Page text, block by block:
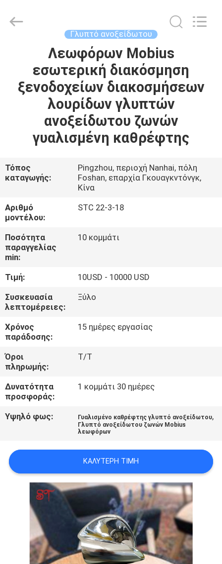
ΠΡΟΪΌΝΤΑ
ΒΊΝΤΕΟ
ΣΧΕΤΙΚΆ
ΜΕ
ΕΜΆΣ
ΕΠΙΣΚΕΨΉ
ΕΡΓΟΣΤΑΣΊΟΥ
ΈΛΕΓΧΟΣ
ΠΟΙΌΤΗΤΑΣ
ΕΠΙΚΟΙΝΩΝΉΣΤΕ
ΜΑΖΊ
ΜΑΣ
ΕΙΔΉΣΕΙΣ
ΥΠΟΘΈΣΕΙΣ
ΜΙΑ
ΠΡΟΣΦΟΡΆ
SITEMAP
PRIVACY
POLICY
Γλυπτό ανοξείδωτου
Λεωφόρων Mobius
εσωτερική διακόσμηση
ξενοδοχείων διακοσμήσεων
λουρίδων γλυπτών
ανοξείδωτου ζωνών
γυαλισμένη καθρέφτης
Τόπος
καταγωγής:
Pingzhou, περιοχή Nanhai, πόλη
Foshan, επαρχία Γκουαγκντόνγκ,
Κίνα
Αριθμό
μοντέλου:
STC 22-3-18
Ποσότητα
παραγγελίας
min:
10 κομμάτι
Τιμή:
10USD - 10000 USD
Συσκευασία
λεπτομέρειες:
Ξύλο
Χρόνος
παράδοσης:
15 ημέρες εργασίας
Όροι
πληρωμής:
T/T
Δυνατότητα
προσφοράς:
1 κομμάτι 30 ημέρες
Υψηλό φως: Γυαλισμένο καθρέφτης γλυπτό ανοξείδωτου,
Γλυπτό ανοξείδωτου ζωνών Mobius
λεωφόρων
ΚΑΛΎΤΕΡΗ ΤΙΜΉ